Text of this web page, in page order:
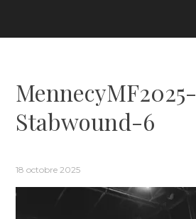
MennecyMF2025-
Stabwound-6
18 octobre 2025